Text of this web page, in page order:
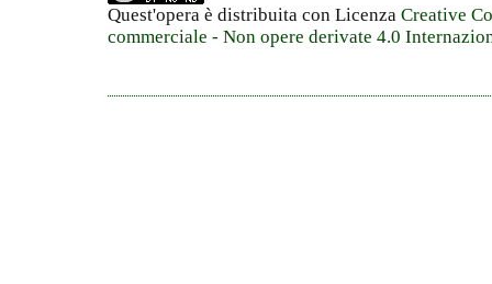
Quest'opera è distribuita con Licenza Creative
commerciale - Non opere derivate 4.0